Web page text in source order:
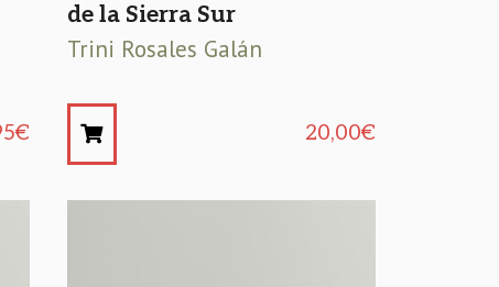
€
de la Sierra Sur
Trini Rosales Galán
20,00€